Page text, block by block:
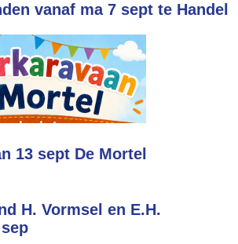
vanaf ma 7 sept te Handel
13 sept De Mortel
H. Vormsel en E.H.